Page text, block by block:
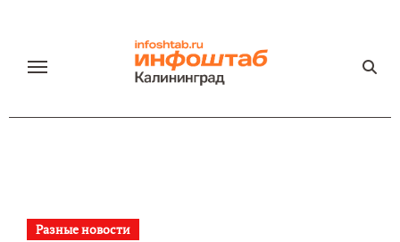
содержанию
Разные новости